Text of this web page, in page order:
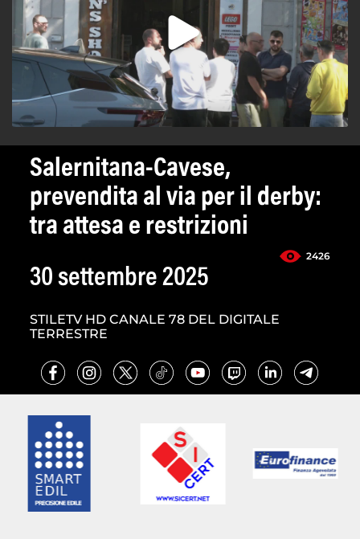
Salernitana-Cavese,
prevendita al via per il derby:
tra attesa e restrizioni
2426
30 settembre 2025
STILETV HD CANALE 78 DEL DIGITALE
TERRESTRE